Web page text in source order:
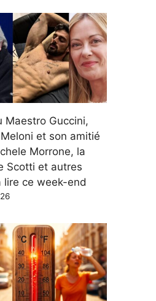
Maestro Guccini,
et son amitié
Morrone, la
Scotti et autres
lire ce week-end